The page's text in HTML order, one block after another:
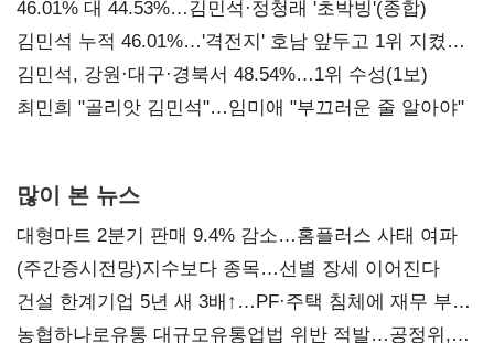
대표된 양 당직 배분"
46.01% 대 44.53%…김민석·정청래 '초박빙'(종합)
김민석 누적 46.01%…'격전지' 호남 앞두고 1위 지켰다
(2보)
김민석, 강원·대구·경북서 48.54%…1위 수성(1보)
최민희 "골리앗 김민석"…임미애 "부끄러운 줄 알아야"
많이 본 뉴스
대형마트 2분기 판매 9.4% 감소…홈플러스 사태 여파
(주간증시전망)지수보다 종목…선별 장세 이어진다
건설 한계기업 5년 새 3배↑…PF·주택 침체에 재무 부담
확대
농협하나로유통 대규모유통업법 위반 적발…공정위,